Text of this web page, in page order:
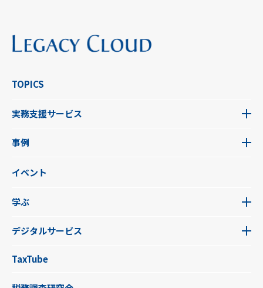
TOPICS
実務支援サービス
事例
イベント
学ぶ
デジタルサービス
TaxTube